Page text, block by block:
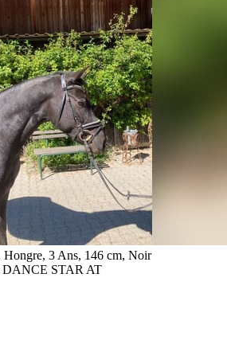
Hongre, 3 Ans, 146 cm, Noir
DANCE STAR AT